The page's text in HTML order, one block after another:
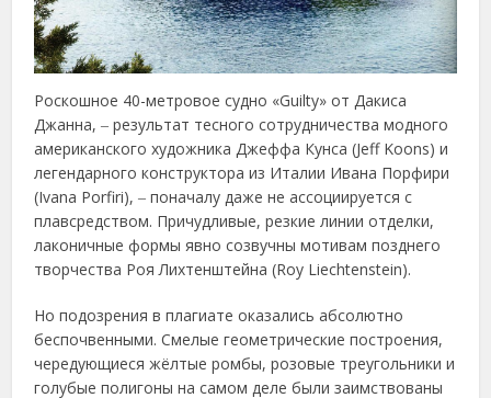
Роскошное 40-метровое судно «Guilty» от Дакиса
Джанна, ‒ результат тесного сотрудничества модного
американского художника Джеффа Кунса (Jeff Koons) и
легендарного конструктора из Италии Ивана Порфири
(Ivana Porfiri), ‒ поначалу даже не ассоциируется с
плавсредством. Причудливые, резкие линии отделки,
лаконичные формы явно созвучны мотивам позднего
творчества Роя Лихтенштейна (Roy Liechtenstein).
Но подозрения в плагиате оказались абсолютно
беспочвенными. Смелые геометрические построения,
чередующиеся жёлтые ромбы, розовые треугольники и
голубые полигоны на самом деле были заимствованы